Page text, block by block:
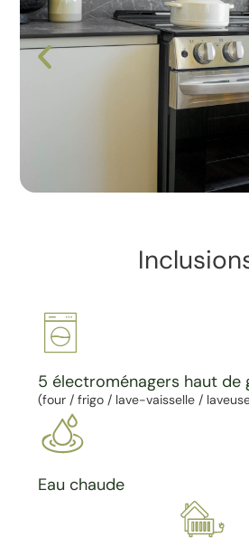
5 électroménagers haut de
(four / frigo / lave-vaisselle /
Eau chaude